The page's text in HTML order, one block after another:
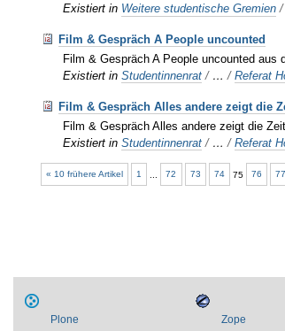
Existiert in Weitere studentische Gremien /
Film & Gespräch A People uncounted
Film & Gespräch A People uncounted aus
Existiert in Studentinnenrat / …/Referat
Film & Gespräch Alles andere zeigt die
Film & Gespräch Alles andere zeigt die
Existiert in Studentinnenrat / …/Referat
« 10 frühere Artikel 1 72 73 74 75 76 77
Plone Zope